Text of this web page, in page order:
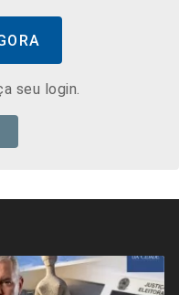
seu login.